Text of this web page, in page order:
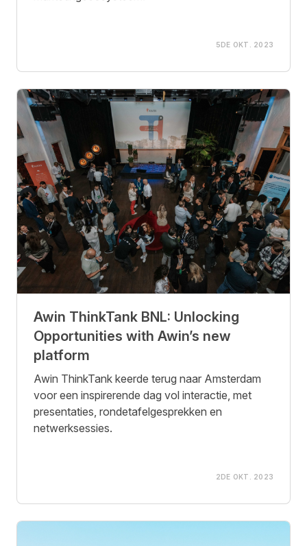
5DE OKT. 2023
Awin ThinkTank BNL: Unlocking
Opportunities with Awin’s new
platform
Awin ThinkTank keerde terug naar Amsterdam
voor een inspirerende dag vol interactie, met
presentaties, rondetafelgesprekken en
netwerksessies.
2DE OKT. 2023